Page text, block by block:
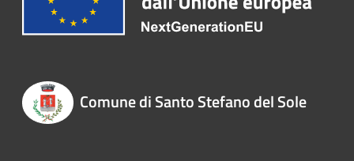
Comune di Santo Stefano del Sole